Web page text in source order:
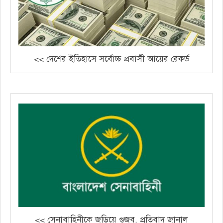
<< দেশের ইতিহাসে সর্বোচ্চ প্রবাসী আয়ের রেকর্ড
<< সেনাবাহিনীকে জড়িয়ে গুজব, প্রতিবাদ জানাল